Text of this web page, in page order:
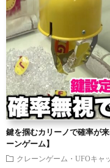
鍵を掴むカリーノで確率が
ーンゲーム】
クレーンゲーム・UFOキャ